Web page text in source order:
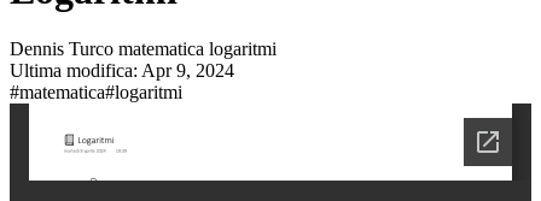
Dennis Turco matematica logaritmi
Ultima modifica: Apr 9, 2024
#matematica#logaritmi